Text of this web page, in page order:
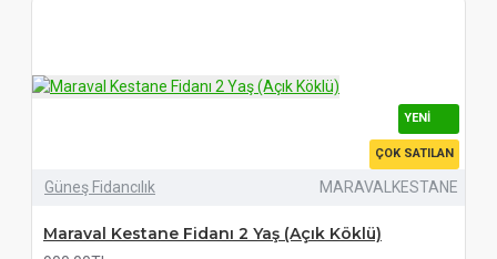
YENI
ÇOK SATILAN
Güneş Fidancılık MARAVALKESTANE
Maraval Kestane Fidanı 2 Yaş (Açık Köklü)